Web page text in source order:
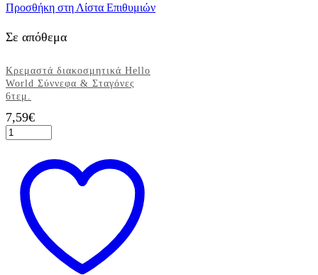
Προσθήκη στη Λίστα Επιθυμιών
Σε απόθεμα
Κρεμαστά διακοσμητικά Hello
World Σύννεφα & Σταγόνες
6τεμ.
7,59€
Κρεμαστά
διακοσμητικά
World
Σύννεφα
Σταγόνες
6τεμ.
ποσότητα